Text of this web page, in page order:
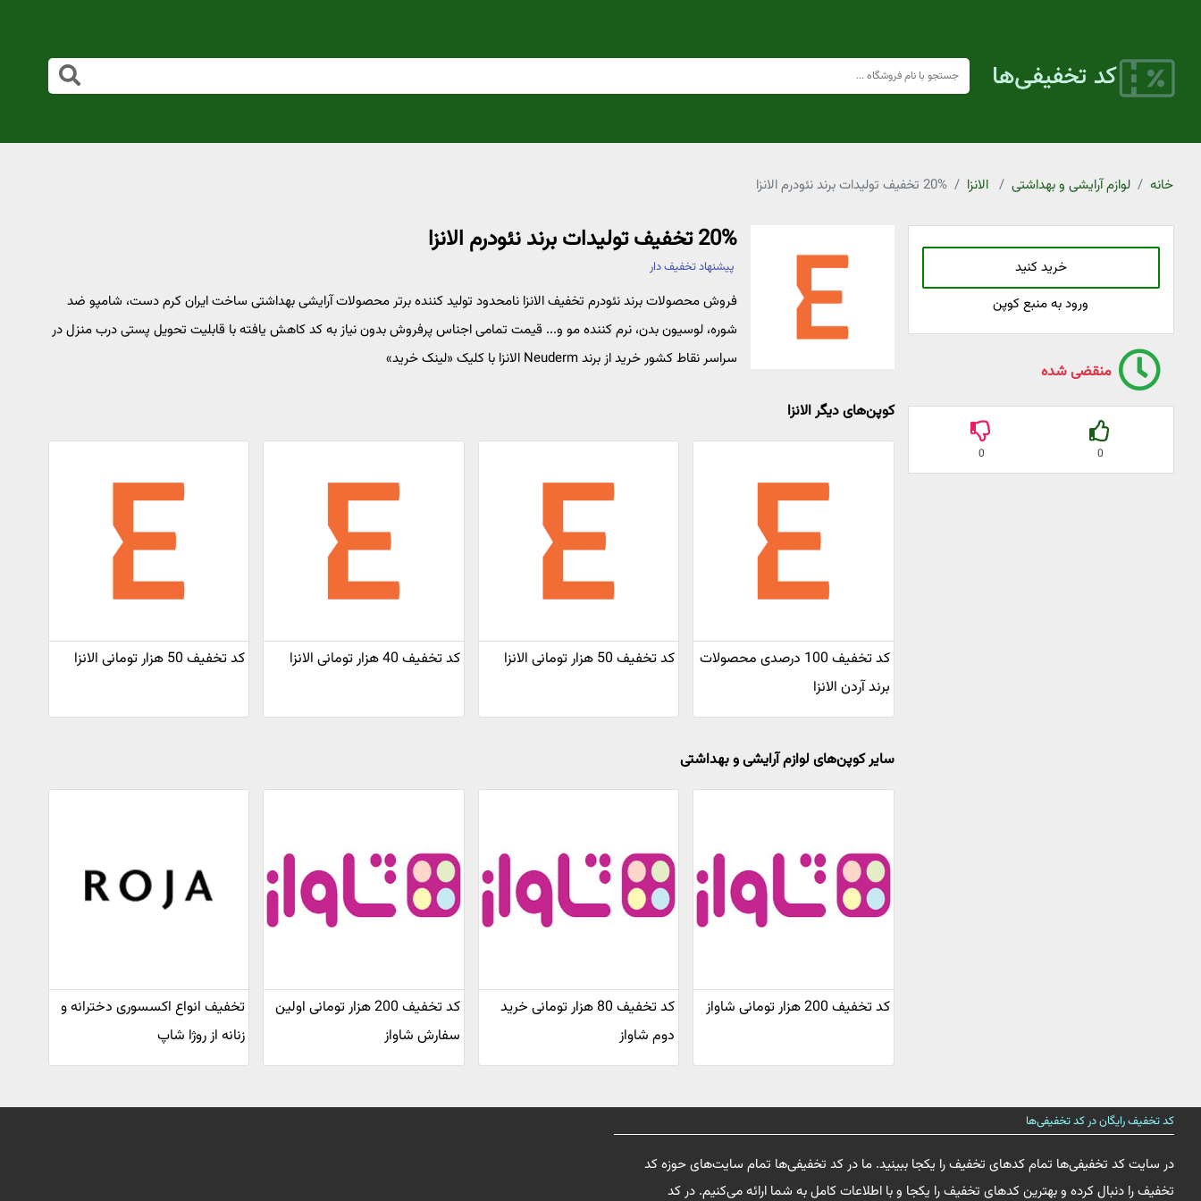
خانه لوازم آرایشی و بهداشتی الانزا 20% تخفیف تولیدات برند نئودرم الانزا
خرید کنید
ورود به منبع کوپن
منقضی شده
0
0
20% تخفیف تولیدات برند نئودرم الانزا
پیشنهاد تخفیف دار
فروش محصولات برند نئودرم تخفیف الانزا نامحدود تولید کننده برتر محصولات آرایشی بهداشتی ساخت ایران کرم دست، شامپو ضد
شوره، لوسیون بدن، نرم کننده مو و... قیمت تمامی اجناس پرفروش بدون نیاز به کد کاهش یافته با قابلیت تحویل پستی درب منزل در
سراسر نقاط کشور خرید از برند Neuderm الانزا با کلیک «لینک خرید»
کوپن‌های دیگر الانزا
کد تخفیف 100 درصدی محصولات
برند آردن الانزا
کد تخفیف 50 هزار تومانی الانزا کد تخفیف 40 هزار تومانی الانزا کد تخفیف 50 هزار تومانی الانزا
سایر کوپن‌های لوازم آرایشی و بهداشتی
کد تخفیف 200 هزار تومانی شاواز
کد تخفیف 80 هزار تومانی خرید
دوم شاواز
کد تخفیف 200 هزار تومانی اولین
سفارش شاواز
تخفیف انواع اکسسوری دخترانه و
زنانه از روژا شاپ
کد تخفیف رایگان در کد تخفیفی‌ها
در سایت کد تخفیفی‌ها تمام کدهای تخفیف را یکجا ببینید. ما در کد تخفیفی‌ها تمام سایت‌های حوزه کد
تخفیف را دنبال کرده و بهترین کدهای تخفیف را یکجا و با اطلاعات کامل به شما ارائه می‌کنیم. در کد